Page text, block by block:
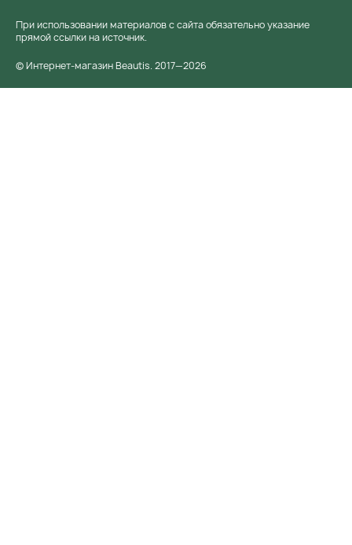
При использовании материалов с сайта обязательно указание
прямой ссылки на источник.
© Интернет-магазин Beautis. 2017—2026